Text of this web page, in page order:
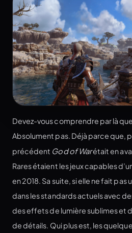
Devez-vous comprendre par là que
Absolument pas. Déjà parce que,
précédent God of Warétait en
Rares étaient les jeux capables
en 2018. Sa suite, si elle ne fait
dans les standards actuels avec
des effets de lumière sublimes et
de détails. Qui plus est, les